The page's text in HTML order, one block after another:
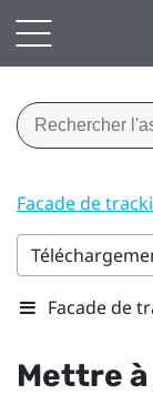
Facade de
Facade de
Mettre